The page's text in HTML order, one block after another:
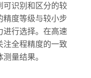
可识别和区分的较
精度等级与较小步
进行选择。在高速
注全程精度的一致
量结果。